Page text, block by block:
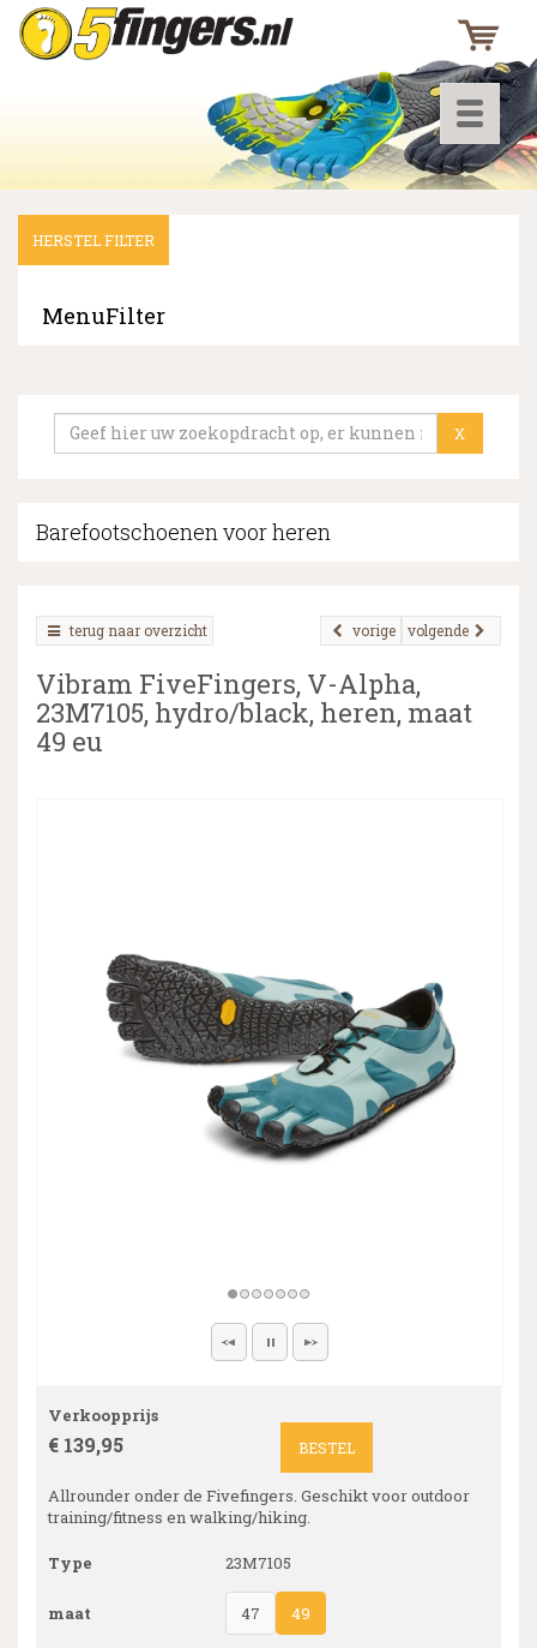
Toggle
▼
▼
HERSTEL FILTER
MenuFilter
X
Barefootschoenen voor heren
terug naar overzicht volgende
vorige
Vibram FiveFingers, V-Alpha,
23M7105, hydro/black, heren, maat
49 eu
Verkoopprijs
€ 139,95 BESTEL
Allrounder onder de Fivefingers. Geschikt voor outdoor
training/fitness en walking/hiking.
Type 23M7105
maat 47 49